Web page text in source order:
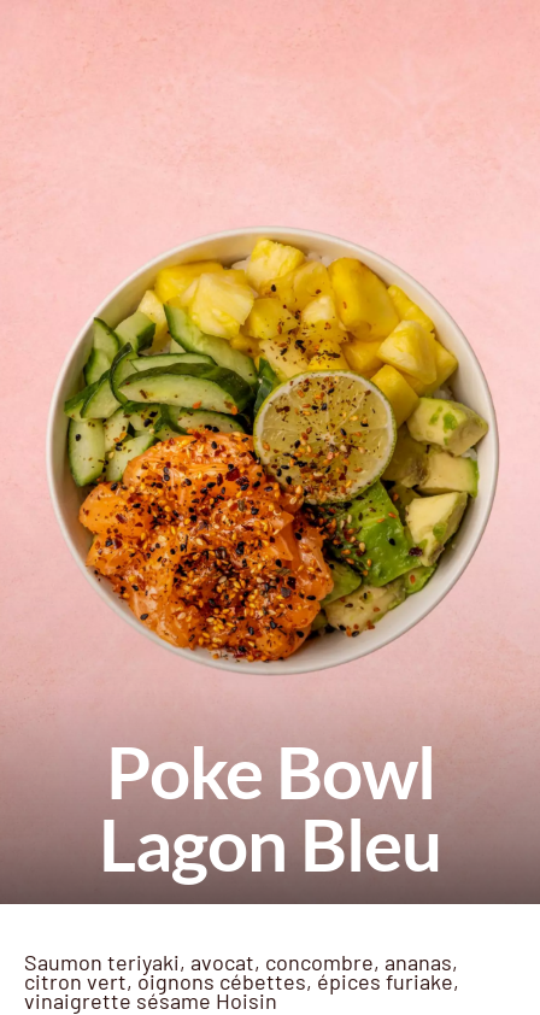
Poke Bowl
Lagon Bleu
Saumon teriyaki, avocat, concombre, ananas,
citron vert, oignons cébettes, épices furiake,
vinaigrette sésame Hoisin